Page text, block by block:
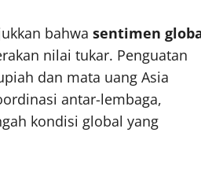
bahwa sentimen
nilai tukar. Penguatan
dan mata uang Asia
antar-lembaga,
kondisi global yang